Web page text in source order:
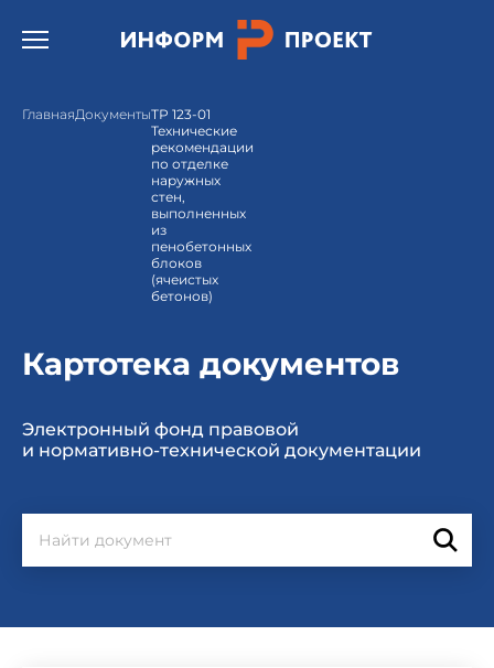
Открыть бургер меню.
ГлавнаяДокументыТР 123-01
Технические
рекомендации
по отделке
наружных
стен,
выполненных
из
пенобетонных
блоков
(ячеистых
бетонов)
Картотека документов
Электронный фонд правовой
и нормативно-технической документации